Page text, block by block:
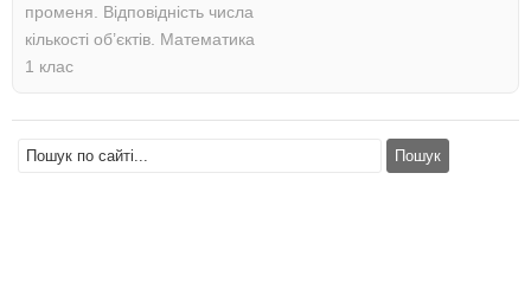
променя. Відповідність числа
кількості об’єктів. Математика
1 клас